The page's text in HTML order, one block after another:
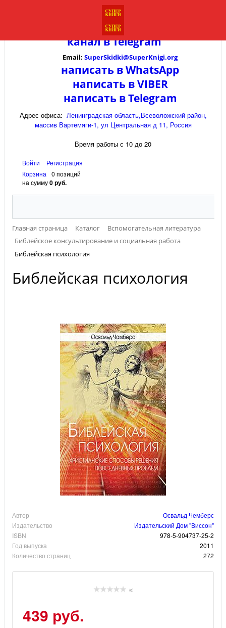
канал вTelegram
Email: SuperSkidki@SuperKnigi.org
написать в WhatsApp
написать в VIBER
написать в Telegram
Адрес офиса: Ленинградская область,Всеволожский район,
массив Вартемяги-1, ул Центральная д 11, Россия
Время работы с 10 до 20
Войти
Регистрация
Корзина
0 позиций
на сумму0 руб.
Главная страница Каталог
Вспомогательная литература
Библейское консультирование и социальная работа
Библейская психология
Библейская психология
Автор
Освальд Чемберс
Издательство
Издательский Дом "Виссон"
ISBN
978-5-904737-25-2
Год выпуска
2011
Количество страниц
272
(0)
439 руб.